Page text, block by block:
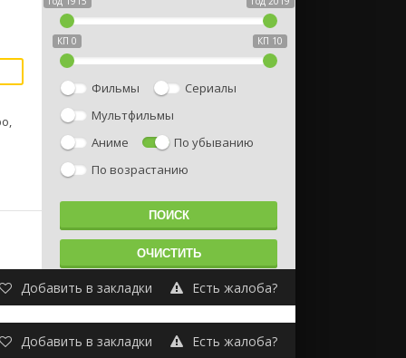
КП 0 КП 10
Фильмы
Сериалы
Мультфильмы
Аниме
По убыванию
По возрастанию
Добавить в закладки Есть жалоба?
Добавить в закладки Есть жалоба?